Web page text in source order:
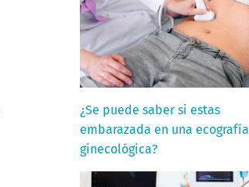
¿Se puede saber si estas
embarazada en una ecografía
ginecológica?